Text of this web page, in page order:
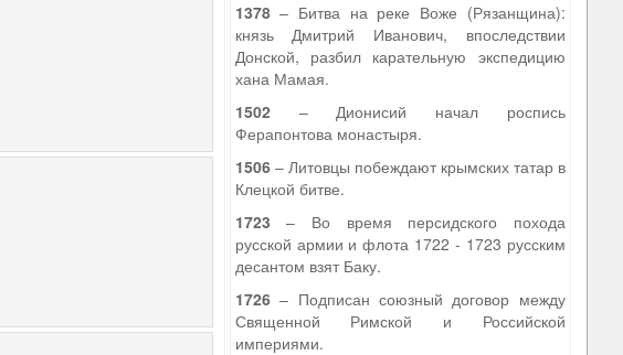
1378– Битва на реке Воже (Рязанщина):
князь Дмитрий Иванович, впоследствии
Донской, разбил карательную экспедицию
хана Мамая.
1502– Дионисий начал роспись
Ферапонтова монастыря.
1506– Литовцы побеждают крымских татар в
Клецкой битве.
1723 – Во время персидского похода
русской армии и флота 1722 - 1723 русским
десантом взят Баку.
1726– Подписан союзный договор между
Священной Римской и Российской
империями.